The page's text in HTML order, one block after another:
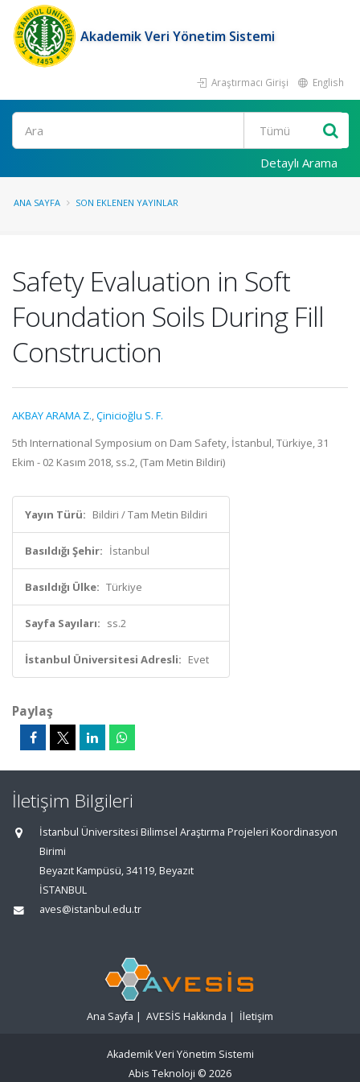
Akademik Veri Yönetim Sistemi
Araştırmacı Girişi English
Ara
Detaylı Arama
ANA SAYFA SON EKLENEN YAYINLAR
Safety Evaluation in Soft
Foundation Soils During Fill
Construction
AKBAY ARAMA Z.,Çinicioğlu S. F.
5th International Symposium on Dam Safety, İstanbul, Türkiye, 31
Ekim - 02 Kasım 2018, ss.2, (Tam Metin Bildiri)
Yayın Türü: Bildiri / Tam Metin Bildiri
Basıldığı Şehir: İstanbul
Basıldığı Ülke: Türkiye
Sayfa Sayıları: ss.2
İstanbul Üniversitesi Adresli: Evet
Paylaş
İletişim Bilgileri
İstanbul Üniversitesi Bilimsel Araştırma Projeleri Koordinasyon
Birimi
Beyazıt Kampüsü, 34119, Beyazıt
İSTANBUL
aves@istanbul.edu.tr
Ana Sayfa | AVESİS Hakkında | İletişim
Akademik Veri Yönetim Sistemi
Abis Teknoloji © 2026